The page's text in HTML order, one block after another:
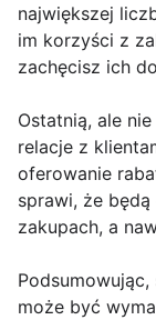
największej
im korzyści z
zachęcisz ich
Ostatnią, ale
relacje z
oferowanie
sprawi, że
zakupach, a
może być